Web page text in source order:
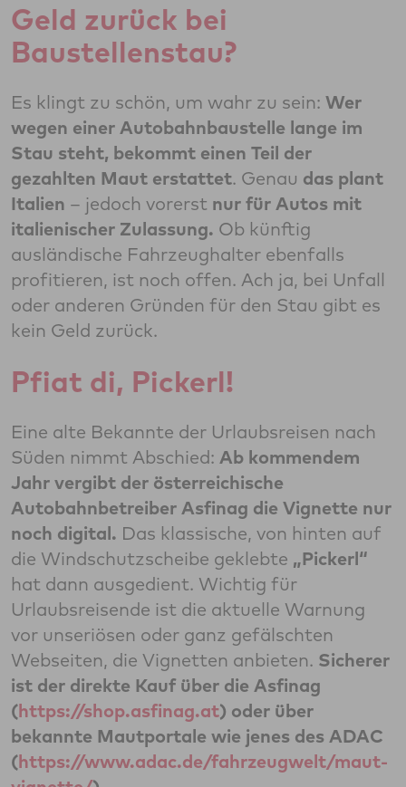
Geld zurück bei
Baustellenstau?
Es klingt zu schön, um wahr zu sein: Wer
wegen einer Autobahnbaustelle lange im
Stau steht, bekommt einen Teil der
gezahlten Maut erstattet. Genau das plant
Italien – jedoch vorerst nur für Autos mit
italienischer Zulassung. Ob künftig
ausländische Fahrzeughalter ebenfalls
profitieren, ist noch offen. Ach ja, bei Unfall
oder anderen Gründen für den Stau gibt es
kein Geld zurück.
Pfiat di, Pickerl!
Eine alte Bekannte der Urlaubsreisen nach
Süden nimmt Abschied: Ab kommendem
Jahr vergibt der österreichische
Autobahnbetreiber Asfinag die Vignette nur
noch digital. Das klassische, von hinten auf
die Windschutzscheibe geklebte „Pickerl“
hat dann ausgedient. Wichtig für
Urlaubsreisende ist die aktuelle Warnung
vor unseriösen oder ganz gefälschten
Webseiten, die Vignetten anbieten. Sicherer
ist der direkte Kauf über die Asfinag
(https://shop.asfinag.at) oder über
bekannte Mautportale wie jenes des ADAC
(https://www.adac.de/fahrzeugwelt/maut-